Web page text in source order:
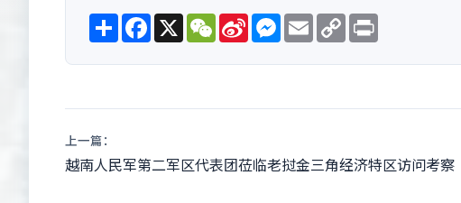
ShareFacebook
X WeChat
Sina
Weibo
Messenger
EmailCopy
Link
上一篇：
越南人民军第二军区代表团莅临老挝金三角经济特区访问考察